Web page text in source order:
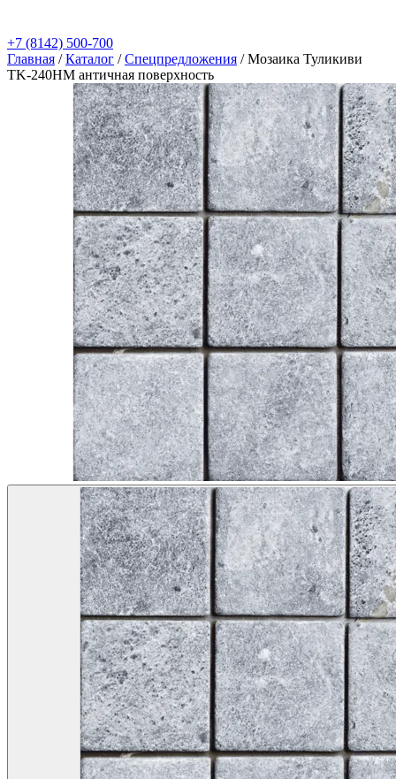
+7 (8142) 500-700
Главная / Каталог / Спецпредложения / Мозаика Туликиви
TK-240НМ античная поверхность